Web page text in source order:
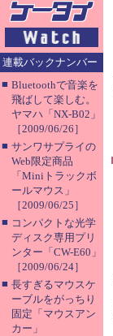
連載バックナンバー
■ Bluetoothで音楽を
飛ばして楽しむ。
ヤマハ「NX-B02」
［2009/06/26］
■ サンワサプライの
Web限定商品
「Miniトラックボ
ールマウス」
［2009/06/25］
■ コンパクトな光学
ディスク専用プリ
ンター「CW-E60」
［2009/06/24］
■ 長すぎるマウスケ
ーブルをがっちり
固定「マウスアン
カー」